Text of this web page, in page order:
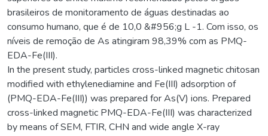
brasileiros de monitoramento de águas destinadas ao
consumo humano, que é de 10,0 &#956;g L -1. Com isso, os
níveis de remoção de As atingiram 98,39% com as PMQ-
EDA-Fe(III).
In the present study, particles cross-linked magnetic chitosan
modified with ethylenediamine and Fe(III) adsorption of
(PMQ-EDA-Fe(III)) was prepared for As(V) ions. Prepared
cross-linked magnetic PMQ-EDA-Fe(III) was characterized
by means of SEM, FTIR, CHN and wide angle X-ray